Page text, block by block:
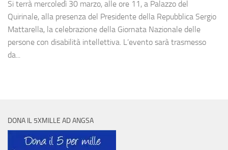
Si terrà mercoledì 30 marzo, alle ore 11, a Palazzo del
Quirinale, alla presenza del Presidente della Repubblica Sergio
Mattarella, la celebrazione della Giornata Nazionale delle
persone con disabilità intellettiva. L’evento sarà trasmesso
da...
DONA IL 5XMILLE AD ANGSA